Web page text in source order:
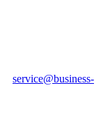
service@business-